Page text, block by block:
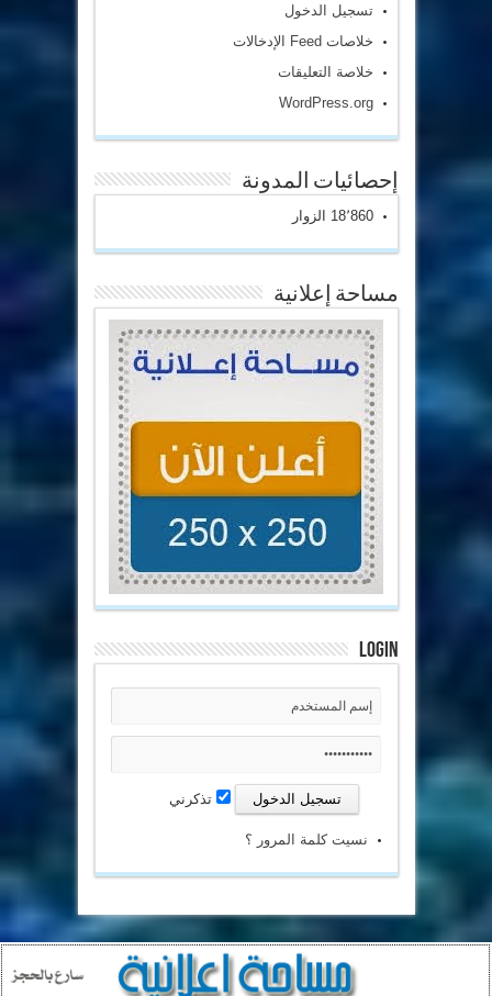
تسجيل الدخول
خلاصات Feed الإدخالات
خلاصة التعليقات
WordPress.org
إحصائيات المدونة
18٬860 الزوار
مساحة إعلانية
Login
تذكرني
نسيت كلمة المرور ؟